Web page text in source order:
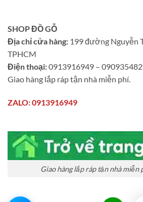
SHOP ĐỒ GỖ
Địa chỉ cửa hàng: 199 đường Nguyễn
TPHCM
Điện thoại:0913916949 –
Giao hàng lắp ráp tận nhà miễn phí.
ZALO: 0913916949
Giao hàng lắp ráp tận nhà miễn